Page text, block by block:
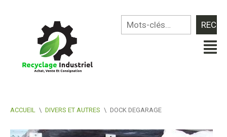
ACCUEIL \ DIVERS ET AUTRES \ DOCK DEGARAGE